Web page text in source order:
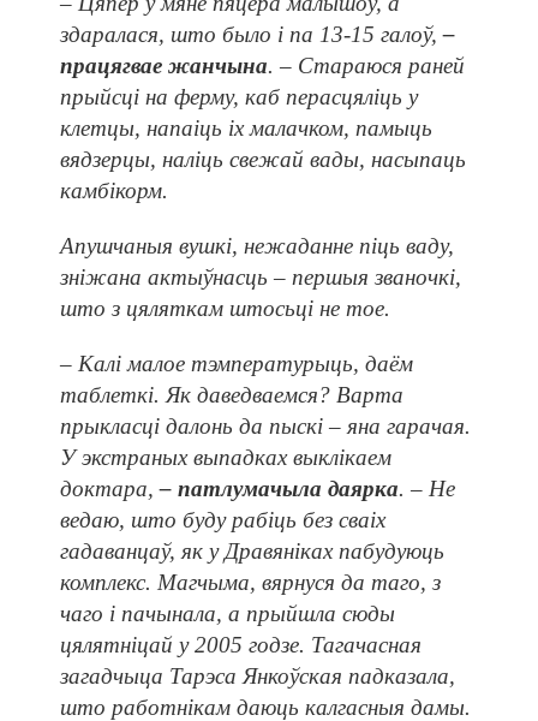
здаралася, што было і па 13-15 галоў,–
працягвае жанчына. – Стараюся раней
прыйсці на ферму, каб перасцяліць у
клетцы, напаіць іх малачком, памыць
вядзерцы, наліць свежай вады, насыпаць
камбікорм.
Апушчаныя вушкі, нежаданне піць ваду,
зніжана актыўнасць – першыя званочкі,
што з цяляткам штосьці не тое.
– Калі малое тэмпературыць, даём
таблеткі. Як даведваемся? Варта
прыкласці далонь да пыскі – яна гарачая.
У экстраных выпадках выклікаем
доктара,– патлумачыла даярка. – Не
ведаю, што буду рабіць без сваіх
гадаванцаў, як у Дравяніках пабудуюць
комп­лекс. Магчыма, вярнуся да таго, з
чаго і пачынала, а прыйшла сюды
цялятніцай у 2005 годзе. Тагачасная
загадчыца Тарэса Янкоўская падказала,
што работнікам даюць калгасныя дамы.